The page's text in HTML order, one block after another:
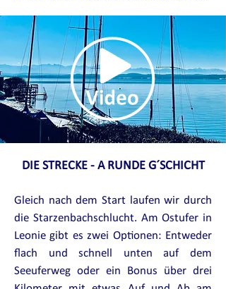
DIE STRECKE - A RUNDE G´SCHICHT
Gleich nach dem Start laufen wir durch
die Starzenbachschlucht. Am Ostufer in
Leonie gibt es zwei Optionen: Entweder
flach und schnell unten auf dem
Seeuferweg oder ein Bonus über drei